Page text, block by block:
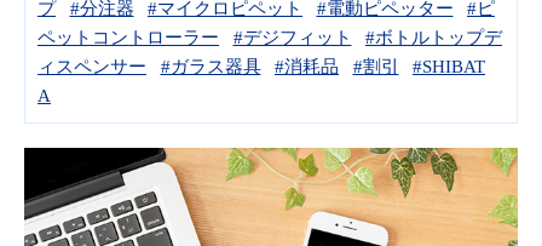
プ
#分注器 #マイクロピペット #電動ピペッター
#ピ
ペットコントローラー
#デジフィット
#ボトルトップデ
ィスペンサー
#ガラス器具 #消耗品 #割引
#SHIBAT
A